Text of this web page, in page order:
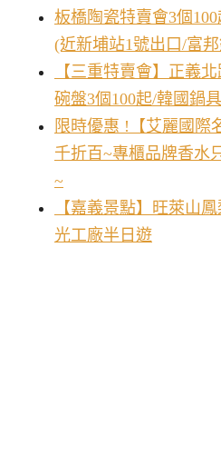
板橋陶瓷特賣會3個
(近新埔站1號出口/富
【三重特賣會】正義
碗盤3個100起/韓國鍋
限時優惠 !【艾麗國際
千折百~專櫃品牌香水
~
【嘉義景點】旺萊山
光工廠半日遊